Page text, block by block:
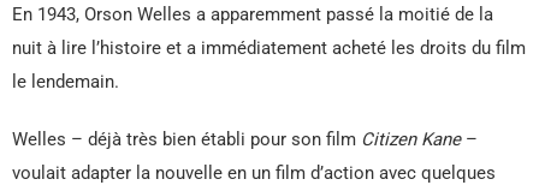
En 1943, Orson Welles a apparemment passé la moitié de la
nuit à lire l’histoire et a immédiatement acheté les droits du film
le lendemain.
Welles – déjà très bien établi pour son film Citizen Kane–
voulait adapter la nouvelle en un film d’action avec quelques